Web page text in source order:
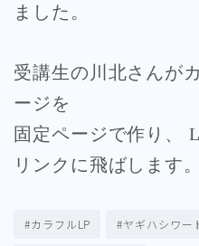
ました。
受講生の川北さんが
ージを
固定ページで作り、
リンクに飛ばします。
#カラフルLP #ヤギハシワー